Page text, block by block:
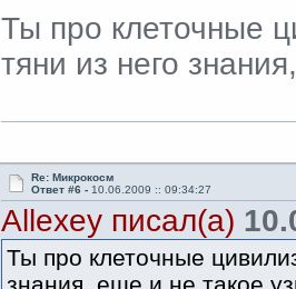
Ты про клеточные
тяни из него
Re: Микрокосм
Ответ #6 - 10.06.2009 :: 09:34:27
Allexey писал(а)
Ты про клеточные